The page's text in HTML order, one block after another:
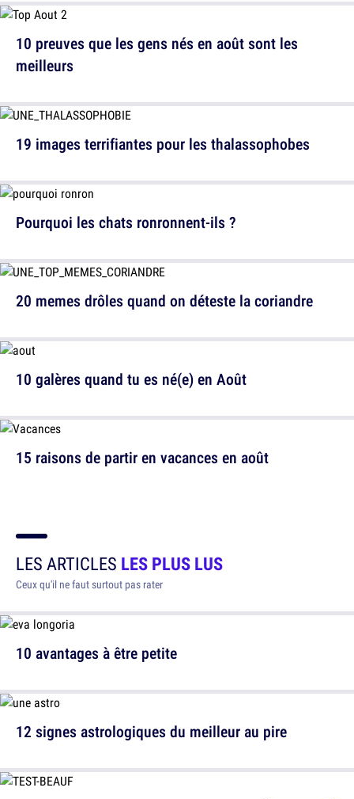
10 preuves que les gens nés en août sont les
meilleurs
Pourquoi les chats ronronnent-ils ?
10 galères quand tu es né(e) en Août
19 images terrifiantes pour les thalassophobes
20 memes drôles quand on déteste la coriandre
15 raisons de partir en vacances en août
LES ARTICLES LES PLUS LUS
Ceux qu'il ne faut surtout pas rater
10 avantages à être petite
12 signes astrologiques du meilleur au pire